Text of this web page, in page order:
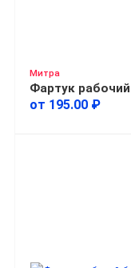
Митра
от 195.00 ₽